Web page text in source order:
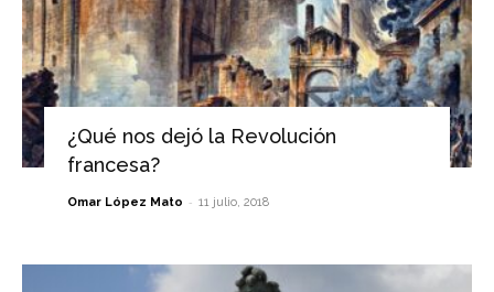
¿Qué nos dejó la Revolución
francesa?
Omar López Mato - 11 julio, 2018